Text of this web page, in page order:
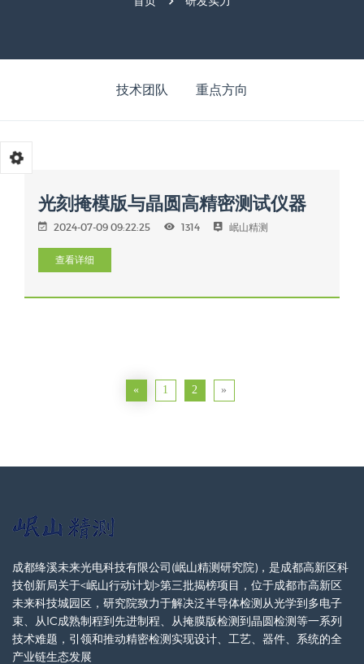
技术团队 重点方向
光刻掩模版与晶圆高精密测试仪器
2024-07-09 09:22:25 1314 岷山精测
查看详细
« 1 2 »
成都绛溪未来光电科技有限公司(岷山精测研究院)，是成都高新区科
技创新局关于<岷山行动计划>第三批揭榜项目，位于成都市高新区
未来科技城园区，研究院致力于解决泛半导体检测从光学到多电子
束、从IC成熟制程到先进制程、从掩膜版检测到晶圆检测等一系列
技术难题，引领和推动精密检测实现设计、工艺、器件、系统的全
产业链生态发展